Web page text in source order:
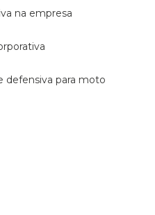
na empresa
defensiva para moto